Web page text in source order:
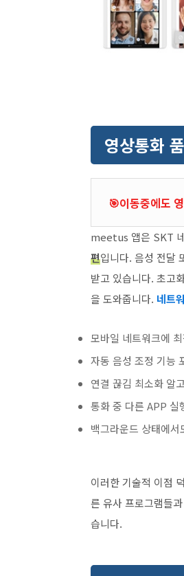
영상통화
🎯이동중에도
meetus 앱은 SKT
편입니다. 음성 전달
받고 있습니다. 초고
을 도와줍니다. 네트
모바일 네트워크에
자동 음성 조정 기능
연결 끊김 최소화 알
통화 중 다른 APP 실
백그라운드 상태에서
이러한 기술적 이점
른 유사 프로그램들
습니다.